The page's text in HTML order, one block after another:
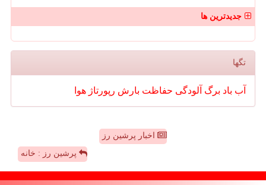
جدیدترین ها
تگها
آب باد برگ آلودگی حفاظت بارش رپورتاژ هوا
اخبار پرشین رز
پرشین رز : خانه